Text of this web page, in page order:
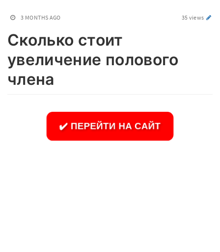
3 MONTHS AGO 35 views
Сколько стоит
увеличение полового
члена
✔️ ПЕРЕЙТИ НА САЙТ